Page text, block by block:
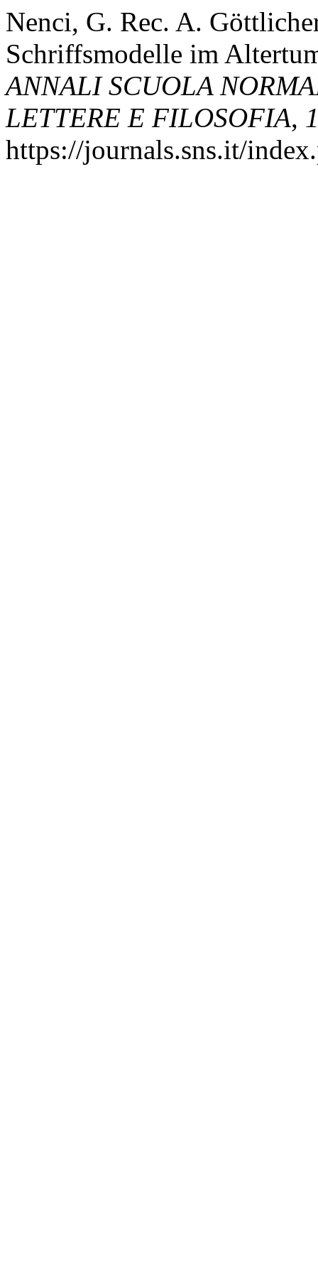
Nenci, G. Rec. A.
Schriffsmodelle im
ANNALI SCUOLA
LETTERE E FILOSOFIA,
https://journals.sns.it/